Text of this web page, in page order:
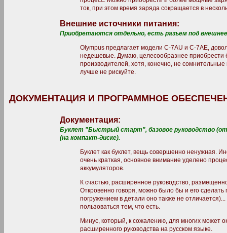
ток, при этом время заряда сокращается в
Внешние источники питания:
Приобретаются отдельно, есть разъем под
Olympus предлагает модели C-7AU и C-7AE,
недешевые. Думаю, целесообразнее приобрести
производителей, хотя, конечно, не
лучше не рискуйте.
ДОКУМЕНТАЦИЯ И ПРОГРАММНОЕ
Документация:
Буклет "Быстрый старт", базовое руководство
(на компакт-диске).
Буклет как буклет, вещь совершенно ненужная.
очень краткая, основное внимание уделено
аккумуляторов.
К счастью, расширенное руководство,
Откровенно говоря, можно было бы и его
погружением в детали оно также не
пользоваться тем, что есть.
Минус, который, к сожалению, для многих может
расширенного руководства на русском языке.